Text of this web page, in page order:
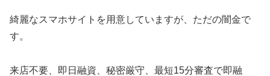
綺麗なスマホサイトを用意していますが、ただの闇金で
す。
来店不要、即日融資、秘密厳守、最短15分審査で即融